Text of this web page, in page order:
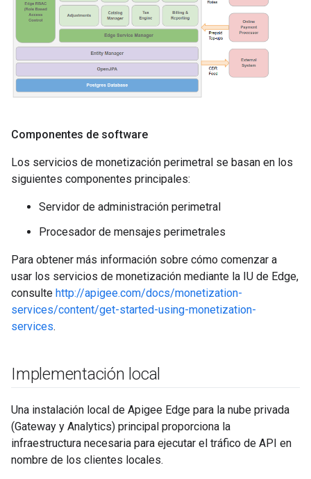
Componentes de software
Los servicios de monetización perimetral se basan en los
siguientes componentes principales:
Servidor de administración perimetral
Procesador de mensajes perimetrales
Para obtener más información sobre cómo comenzar a
usar los servicios de monetización mediante la IU de Edge,
consulte http://apigee.com/docs/monetization-
services/content/get-started-using-monetization-
services.
Implementación local
Una instalación local de Apigee Edge para la nube privada
(Gateway y Analytics) principal proporciona la
infraestructura necesaria para ejecutar el tráfico de API en
nombre de los clientes locales.